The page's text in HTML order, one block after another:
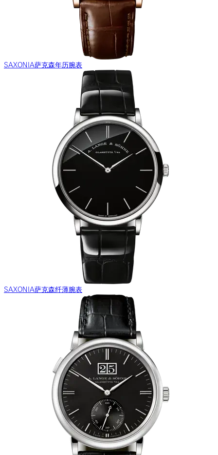
SAXONIA萨克森年历腕表
SAXONIA萨克森纤薄腕表